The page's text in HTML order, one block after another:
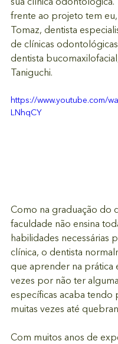
sua clínica odontológica.
frente ao projeto tem
Tomaz, dentista
de clínicas
dentista
Taniguchi.
https://www.youtube.com/
LNhqCY
Como na graduação do
faculdade não ensina
habilidades necessárias
clínica, o dentista
que aprender na prática
vezes por não ter
específicas acaba tendo
muitas vezes até
Com muitos anos de